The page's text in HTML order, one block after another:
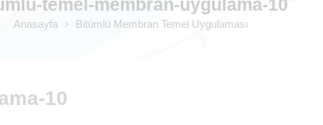
temel-membran-uygulama-10
Anasayfa Bitümlü Membran Temel Uygulaması
10